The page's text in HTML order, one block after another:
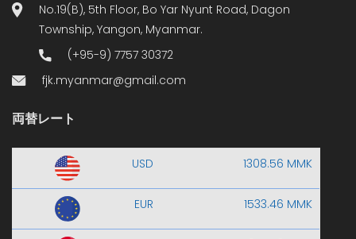
No.19(B), 5th Floor, Bo Yar Nyunt Road, Dagon
Township, Yangon, Myanmar.
(+95-9) 7757 30372
fjk.myanmar@gmail.com
両替レート
USD 1308.56 MMK
EUR 1533.46 MMK